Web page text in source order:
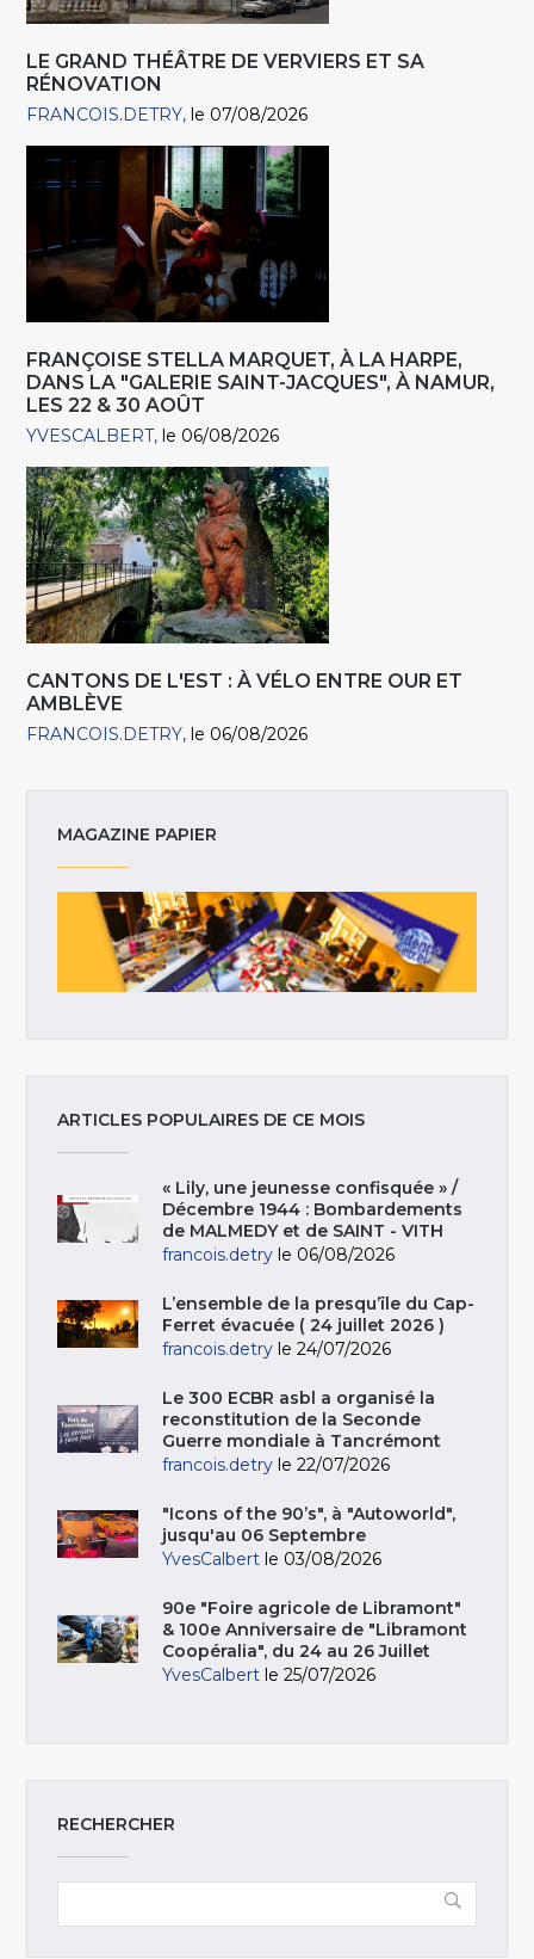
LE GRAND THÉÂTRE DE VERVIERS ET SA
RÉNOVATION
FRANCOIS.DETRY le 07/08/2026
FRANÇOISE STELLA MARQUET, À LA HARPE,
DANS LA "GALERIE SAINT-JACQUES", À NAMUR,
LES 22 & 30 AOÛT
YVESCALBERT le 06/08/2026
CANTONS DE L'EST : À VÉLO ENTRE OUR ET
AMBLÈVE
FRANCOIS.DETRY le 06/08/2026
MAGAZINE PAPIER
ARTICLES POPULAIRES DE CE MOIS
« Lily, une jeunesse confisquée » /
Décembre 1944 : Bombardements
de MALMEDY et de SAINT - VITH
francois.detry le 06/08/2026
L’ensemble de la presqu’île du Cap-
Ferret évacuée ( 24 juillet 2026 )
francois.detry le 24/07/2026
Le 300 ECBR asbl a organisé la
reconstitution de la Seconde
Guerre mondiale à Tancrémont
francois.detry le 22/07/2026
"Icons of the 90’s", à "Autoworld",
jusqu'au 06 Septembre
YvesCalbert le 03/08/2026
90e "Foire agricole de Libramont"
& 100e Anniversaire de "Libramont
Coopéralia", du 24 au 26 Juillet
YvesCalbert le 25/07/2026
RECHERCHER